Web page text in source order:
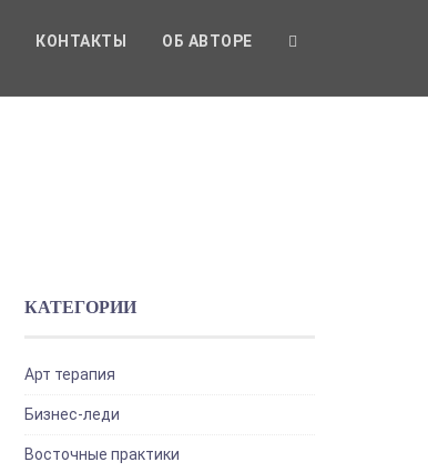
КОНТАКТЫ ОБ АВТОРЕ
КАТЕГОРИИ
Арт терапия
Бизнес-леди
Восточные практики